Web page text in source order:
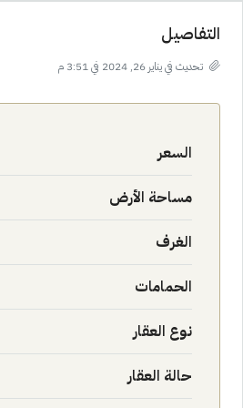
التفاصيل
تحديث في يناير 26, 2024 في 3:51 م
السعر
مساحة الأرض
الغرف
الحمامات
نوع العقار
حالة العقار